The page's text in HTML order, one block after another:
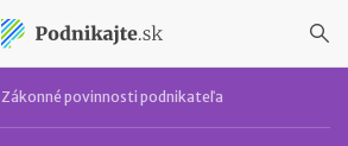
Zákonné povinnosti podnikateľa